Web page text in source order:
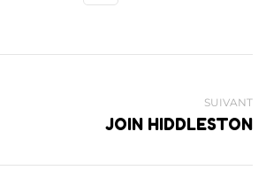
SUIVANT
JOIN HIDDLESTON